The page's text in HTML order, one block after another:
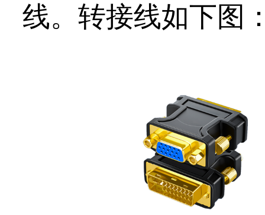
线。转接线如下图